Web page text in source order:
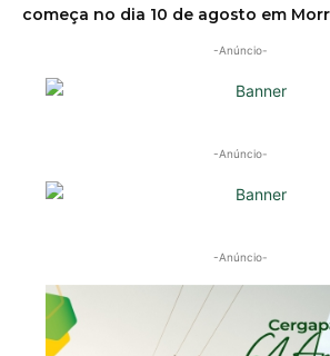
começa no dia 10 de agosto em
-Anúncio-
-Anúncio-
-Anúncio-